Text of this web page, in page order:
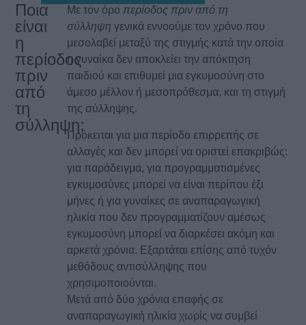
Ποια
είναι
η
περίοδος
πριν
από
τη
σύλληψη;
Με τον όρο περίοδος πριν από τη
σύλληψη γενικά εννοούμε τον χρόνο που
μεσολαβεί μεταξύ της στιγμής κατά την οποία
η γυναίκα δεν αποκλείει την απόκτηση
παιδιού και επιθυμεί μια εγκυμοσύνη στο
άμεσο μέλλον ή μεσοπρόθεσμα, και τη στιγμή
της σύλληψης.
Πρόκειται για μια περίοδο επιρρεπής σε
αλλαγές και δεν μπορεί να οριστεί επακριβώς:
για παράδειγμα, για προγραμματισμένες
εγκυμοσύνες μπορεί να είναι περίπου έξι
μήνες ή για γυναίκες σε αναπαραγωγική
ηλικία που δεν προγραμματίζουν αμέσως
εγκυμοσύνη μπορεί να διαρκέσει ακόμη και
αρκετά χρόνια. Εξαρτάται επίσης από τυχόν
μεθόδους αντισύλληψης που
χρησιμοποιούνται.
Μετά από δύο χρόνια επαφής σε
αναπαραγωγική ηλικία χωρίς να συμβεί